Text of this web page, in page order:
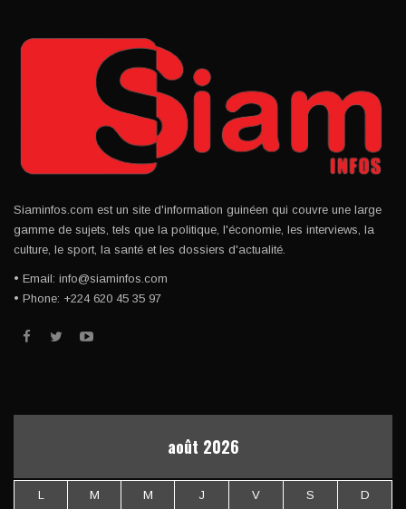
Siaminfos.com est un site d'information guinéen qui couvre une large
gamme de sujets, tels que la politique, l'économie, les interviews, la
culture, le sport, la santé et les dossiers d'actualité.
• Email: info@siaminfos.com
• Phone: +224 620 45 35 97
août 2026
L M M J V S D